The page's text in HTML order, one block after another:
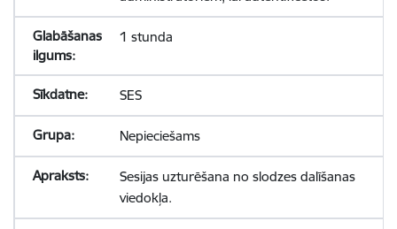
1 stunda
SES
Nepieciešams
Sesijas uzturēšana no slodzes dalīšanas
viedokļa.